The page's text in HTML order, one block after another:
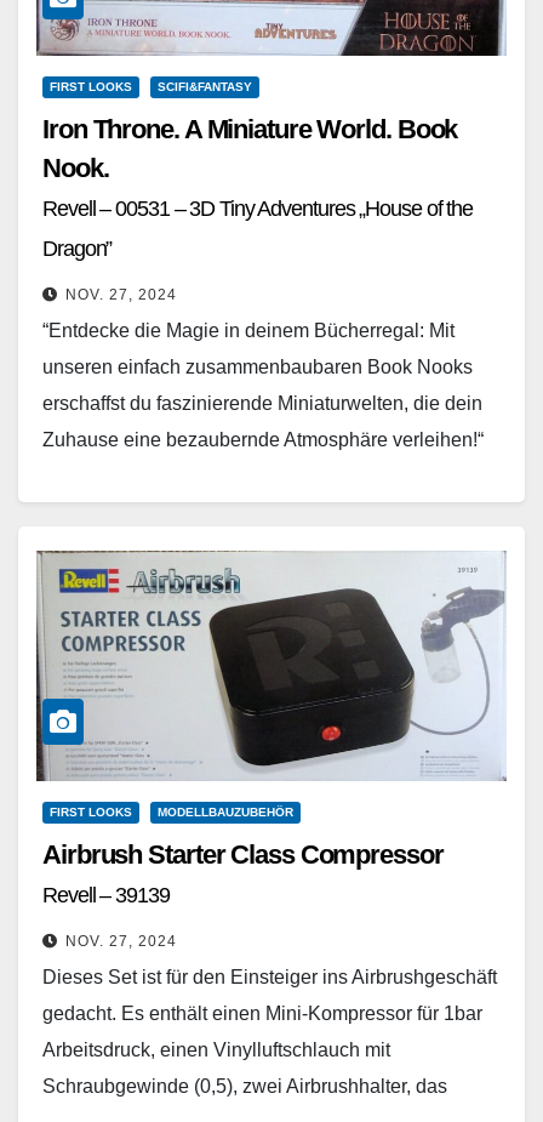
FIRST LOOKS SCIFI&FANTASY
Iron Throne. A Miniature World. Book
Nook.
Revell – 00531 – 3D Tiny Adventures „House of the
Dragon”
NOV. 27, 2024
“Entdecke die Magie in deinem Bücherregal: Mit
unseren einfach zusammenbaubaren Book Nooks
erschaffst du faszinierende Miniaturwelten, die dein
Zuhause eine bezaubernde Atmosphäre verleihen!“
FIRST LOOKS MODELLBAUZUBEHÖR
Airbrush Starter Class Compressor
Revell – 39139
NOV. 27, 2024
Dieses Set ist für den Einsteiger ins Airbrushgeschäft
gedacht. Es enthält einen Mini-Kompressor für 1bar
Arbeitsdruck, einen Vinylluftschlauch mit
Schraubgewinde (0,5), zwei Airbrushhalter, das